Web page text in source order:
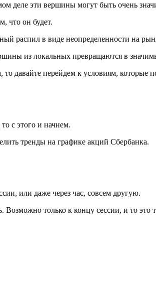
деле эти вершины могут быть очень
что он будет.
распил в виде неопределенности на
из локальных превращаются в
давайте перейдем к условиям,
с этого и начнем.
тренды на графике акций Сбербанка.
или даже через час, совсем другую.
только к концу сессии, и то это